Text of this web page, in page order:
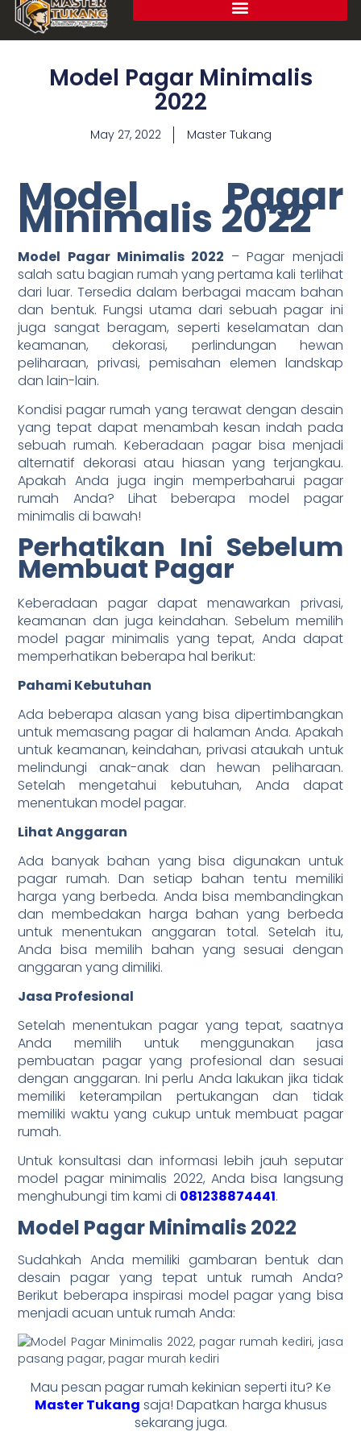
Model Pagar Minimalis
2022
May 27, 2022 Master Tukang
Model Pagar
Minimalis 2022
Model Pagar Minimalis 2022 – Pagar menjadi
salah satu bagian rumah yang pertama kali terlihat
dari luar. Tersedia dalam berbagai macam bahan
dan bentuk. Fungsi utama dari sebuah pagar ini
juga sangat beragam, seperti keselamatan dan
keamanan, dekorasi, perlindungan hewan
peliharaan, privasi, pemisahan elemen landskap
dan lain-lain.
Kondisi pagar rumah yang terawat dengan desain
yang tepat dapat menambah kesan indah pada
sebuah rumah. Keberadaan pagar bisa menjadi
alternatif dekorasi atau hiasan yang terjangkau.
Apakah Anda juga ingin memperbaharui pagar
rumah Anda? Lihat beberapa model pagar
minimalis di bawah!
Perhatikan Ini Sebelum
Membuat Pagar
Keberadaan pagar dapat menawarkan privasi,
keamanan dan juga keindahan. Sebelum memilih
model pagar minimalis yang tepat, Anda dapat
memperhatikan beberapa hal berikut:
Pahami Kebutuhan
Ada beberapa alasan yang bisa dipertimbangkan
untuk memasang pagar di halaman Anda. Apakah
untuk keamanan, keindahan, privasi ataukah untuk
melindungi anak-anak dan hewan peliharaan.
Setelah mengetahui kebutuhan, Anda dapat
menentukan model pagar.
Lihat Anggaran
Ada banyak bahan yang bisa digunakan untuk
pagar rumah. Dan setiap bahan tentu memiliki
harga yang berbeda. Anda bisa membandingkan
dan membedakan harga bahan yang berbeda
untuk menentukan anggaran total. Setelah itu,
Anda bisa memilih bahan yang sesuai dengan
anggaran yang dimiliki.
Jasa Profesional
Setelah menentukan pagar yang tepat, saatnya
Anda memilih untuk menggunakan jasa
pembuatan pagar yang profesional dan sesuai
dengan anggaran. Ini perlu Anda lakukan jika tidak
memiliki keterampilan pertukangan dan tidak
memiliki waktu yang cukup untuk membuat pagar
rumah.
Untuk konsultasi dan informasi lebih jauh seputar
model pagar minimalis 2022, Anda bisa langsung
menghubungi tim kami di 081238874441.
Model Pagar Minimalis 2022
Sudahkah Anda memiliki gambaran bentuk dan
desain pagar yang tepat untuk rumah Anda?
Berikut beberapa inspirasi model pagar yang bisa
menjadi acuan untuk rumah Anda:
Mau pesan pagar rumah kekinian seperti itu? Ke
Master Tukang saja! Dapatkan harga khusus
sekarang juga.